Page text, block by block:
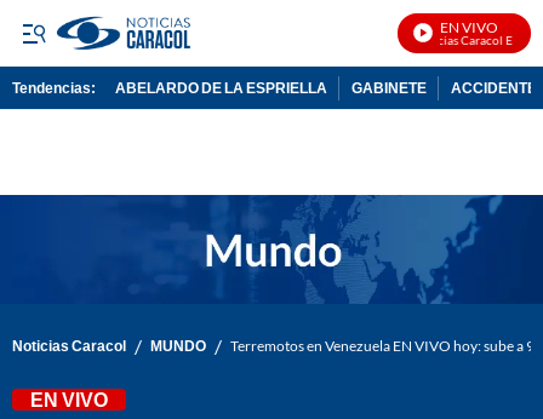
EN VIVO
Noticias Caracol En Vivo
Tendencias: ABELARDO DE LA ESPRIELLA GABINETE ACCIDENTE
Noticias Caracol / MUNDO / Terremotos en Venezuela EN VIVO hoy: sube a
EN VIVO